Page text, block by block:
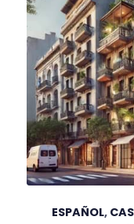
ESPAÑOL,